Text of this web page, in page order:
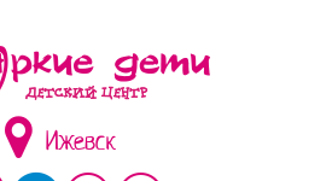
Ижевск